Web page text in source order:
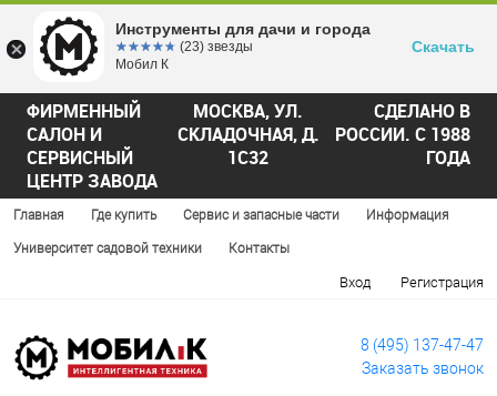
ФИРМЕННЫЙ
САЛОН И
СЕРВИСНЫЙ
ЦЕНТР ЗАВОДА
МОСКВА, УЛ.
СКЛАДОЧНАЯ, Д.
1С32
СДЕЛАНО В
РОССИИ. С 1988
ГОДА
Главная Где купить Сервис и запасные части Информация
Университет садовой техники Контакты
Вход Регистрация
8 (495) 137-47-47
Заказать звонок
Инструменты для дачи и города
☆☆☆☆☆
★★★★★ (23) звезды
Мобил К
Скачать